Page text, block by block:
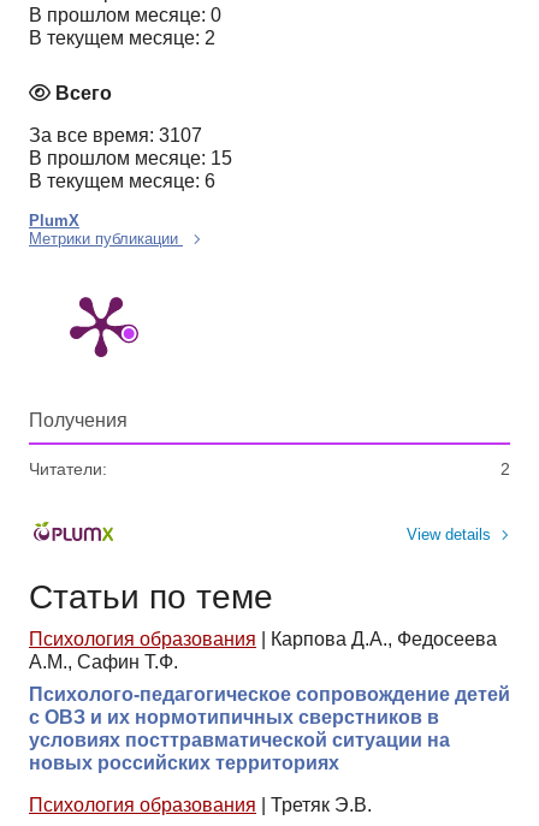
В прошлом месяце: 0
В текущем месяце: 2
Всего
За все время: 3107
В прошлом месяце: 15
В текущем месяце: 6
PlumX
Метрики публикации
Получения
Читатели: 2
View details
Статьи по теме
Психология образования
Карпова Д.А., Федосеева
А.М., Сафин Т.Ф.
Психолого-педагогическое сопровождение детей
с ОВЗ и их нормотипичных сверстников в
условиях посттравматической ситуации на
новых российских территориях
Психология образования
Третяк Э.В.